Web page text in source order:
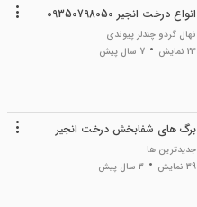
انواع درخت انجیر 09350798050
نهال گردو چندلر پیوندی
23 نمایش
7 سال پیش
برگ های شفابخش درخت انجیر
جدیدترین ها
39 نمایش
3 سال پیش